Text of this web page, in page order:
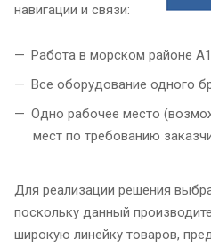
навигации и связи:
Работа в морском районе
Все оборудование одного
Одно рабочее место
мест по требованию
Для реализации решения
поскольку данный
широкую линейку товаров,